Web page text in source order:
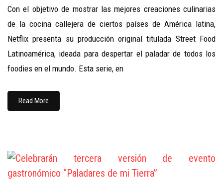
Con el objetivo de mostrar las mejores creaciones culinarias
de la cocina callejera de ciertos países de América latina,
Netflix presenta su producción original titulada Street Food
Latinoamérica, ideada para despertar el paladar de todos los
foodies en el mundo. Esta serie, en
Read More